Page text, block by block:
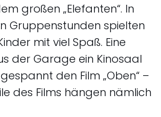
großen „Elefanten“. In
Gruppenstunden spielten
mit viel Spaß. Eine
der Garage ein Kinosaal
den Film „Oben“ –
des Films hängen nämlich